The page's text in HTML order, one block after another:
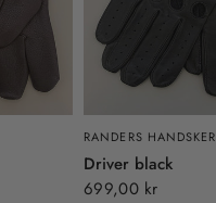
RANDERS HANDSKER
Driver black
699,00 kr